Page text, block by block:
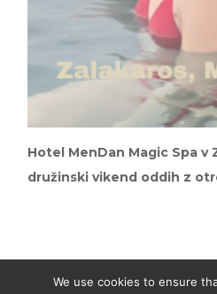
Hotel MenDan Magic Spa v
družinski vikend oddih z
We use cookies to ensure